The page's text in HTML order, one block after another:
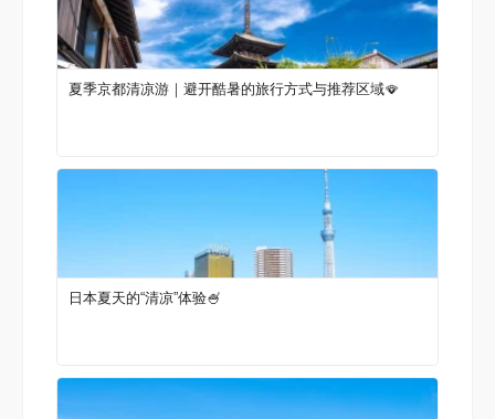
夏季京都清凉游｜避开酷暑的旅行方式与推荐区域🪭
日本夏天的“清凉”体验🍧